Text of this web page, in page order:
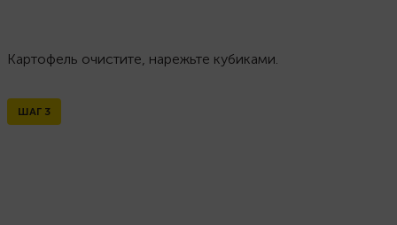
Картофель очистите, нарежьте кубиками.
ШАГ 3